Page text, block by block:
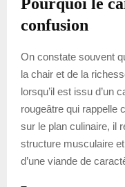
confusion
On constate souvent
la chair et de la
lorsqu’il est issu d’un
rougeâtre qui rappelle
sur le plan culinaire, il
structure musculaire
d’une viande de